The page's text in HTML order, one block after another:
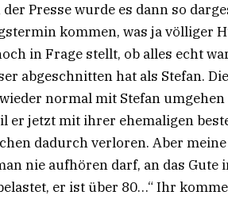
Presse wurde es dann so
kommen, was ja völliger
in Frage stellt, ob alles echt
abgeschnitten hat als Stefan.
normal mit Stefan
er jetzt mit ihrer ehemaligen
dadurch verloren. Aber
nie aufhören darf, an das Gute
er ist über 80…“ Ihr